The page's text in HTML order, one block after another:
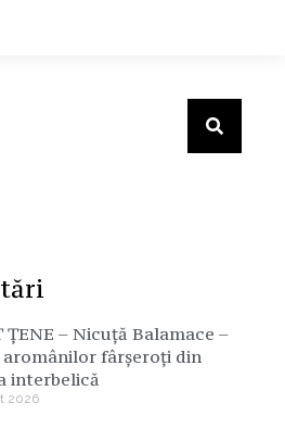
ȚENE – Nicuță Balamace –
fârșeroți din
interbelică
2026